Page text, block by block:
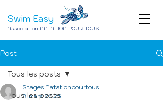
Swim Easy
Association NATATION POUR TOUS
Post
Tous les posts
Tous les posts
Stages Natationpourtous
8 mars 2025